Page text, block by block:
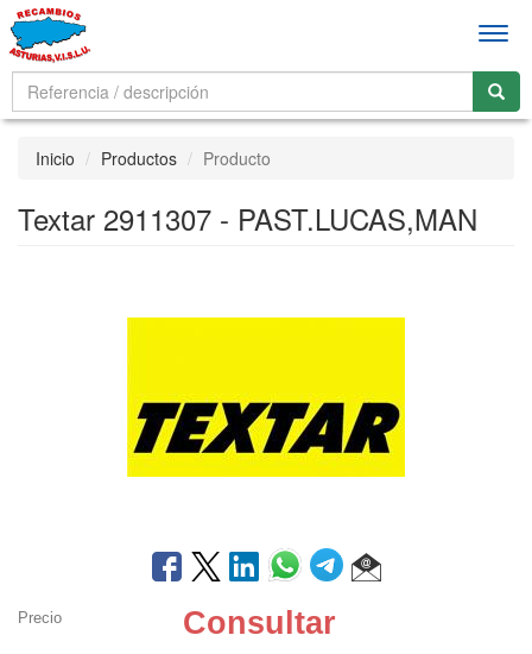
Inicio Productos Producto
Textar 2911307 - PAST.LUCAS,MAN
Precio Consultar